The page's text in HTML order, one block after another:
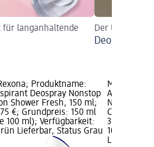
für langanhaltende
Der
Deo oder
Produktname:
Deospray Nonstop
Shower Fresh, 150 ml;
€; Grundpreis: 150 ml
100 ml); Verfügbarkeit:
Lieferbar, Status Grau
Marke:
Nonstop
Coconut
3,75 €;
100 ml);
Lieferbar,